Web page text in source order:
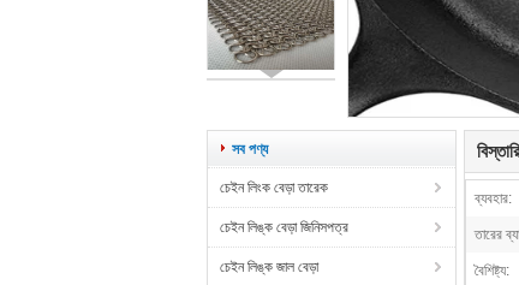
সব পণ্য
চেইন লিংক বেড়া তারেক
চেইন লিঙ্ক বেড়া জিনিসপত্র
চেইন লিঙ্ক জাল বেড়া
ব্যবহার:
তারের
বৈশিষ্ট্য: